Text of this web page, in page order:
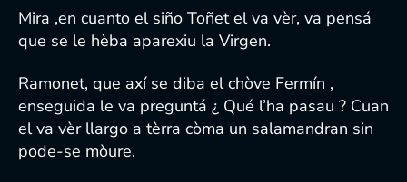
Mira ,en cuanto el siño Toñet el va vèr, va pensá
que se le hèba aparexiu la Virgen.
Ramonet, que axí se diba el chòve Fermín ,
enseguida le va preguntá ¿ Qué l’ha pasau ? Cuan
el va vèr llargo a tèrra còma un salamandran sin
pode-se mòure.